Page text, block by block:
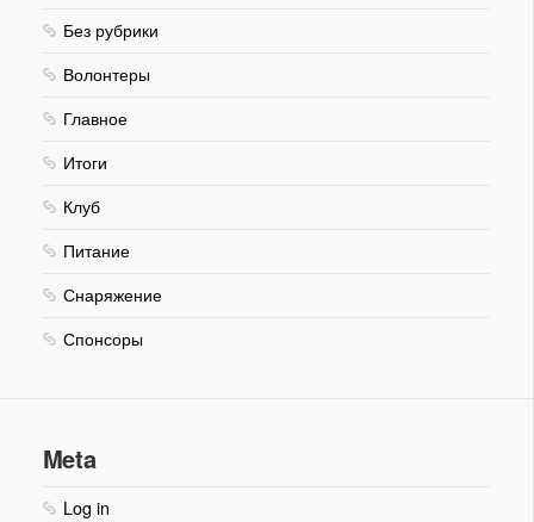
Без рубрики
Волонтеры
Главное
Итоги
Клуб
Питание
Снаряжение
Спонсоры
Meta
Log in